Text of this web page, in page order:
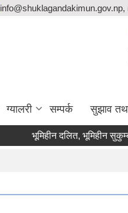
ग्यालरी सम्पर्क सुझाव
भूमिहीन दलित, भूमिहीन सुकुम्बासी